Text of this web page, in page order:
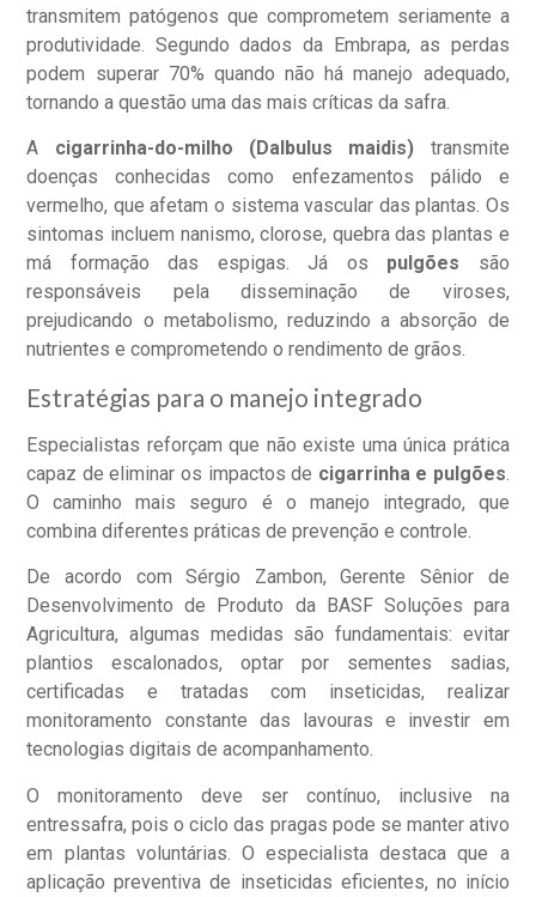
transmitem patógenos que comprometem seriamente a
produtividade. Segundo dados da Embrapa, as perdas
podem superar 70% quando não há manejo adequado,
tornando a questão uma das mais críticas da safra.
A cigarrinha-do-milho (Dalbulus maidis) transmite
doenças conhecidas como enfezamentos pálido e
vermelho, que afetam o sistema vascular das plantas. Os
sintomas incluem nanismo, clorose, quebra das plantas e
má formação das espigas. Já os pulgões são
responsáveis pela disseminação de viroses,
prejudicando o metabolismo, reduzindo a absorção de
nutrientes e comprometendo o rendimento de grãos.
Estratégias para o manejo integrado
Especialistas reforçam que não existe uma única prática
capaz de eliminar os impactos de cigarrinha e pulgões.
O caminho mais seguro é o manejo integrado, que
combina diferentes práticas de prevenção e controle.
De acordo com Sérgio Zambon, Gerente Sênior de
Desenvolvimento de Produto da BASF Soluções para
Agricultura, algumas medidas são fundamentais: evitar
plantios escalonados, optar por sementes sadias,
certificadas e tratadas com inseticidas, realizar
monitoramento constante das lavouras e investir em
tecnologias digitais de acompanhamento.
O monitoramento deve ser contínuo, inclusive na
entressafra, pois o ciclo das pragas pode se manter ativo
em plantas voluntárias. O especialista destaca que a
aplicação preventiva de inseticidas eficientes, no início